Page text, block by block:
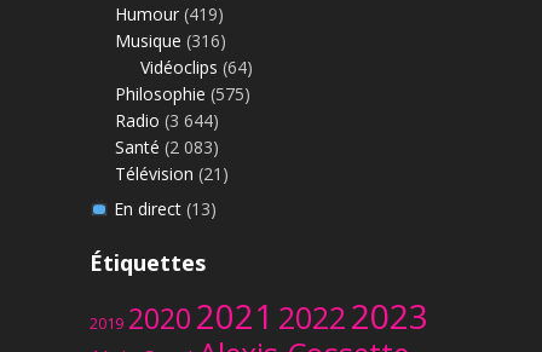
Humour (419)
Musique (316)
Vidéoclips (64)
Philosophie (575)
Radio (3 644)
Santé (2 083)
Télévision (21)
En direct(13)
Étiquettes
2019 20202021 20222023